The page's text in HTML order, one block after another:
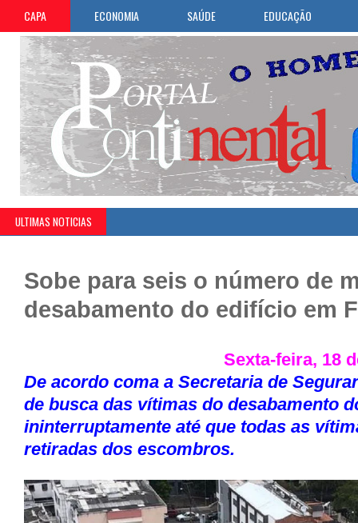
CAPA ECONOMIA SAÚDE EDUCAÇÃO
ULTIMAS NOTICIAS
Sobe para seis o número de
desabamento do edifício em
Sexta-feira, 18
De acordo coma a Secretaria de
de busca das vítimas do desabamento
ininterruptamente até que todas as
retiradas dos escombros.